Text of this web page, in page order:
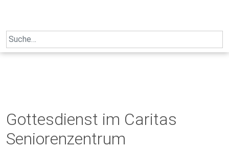
Search
for:
Gottesdienst im Caritas
Seniorenzentrum